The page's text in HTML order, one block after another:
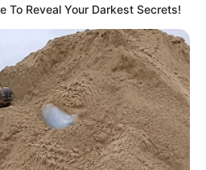
To Reveal Your Darkest Secrets!